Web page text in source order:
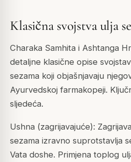
Klasična svojstva ulja
Charaka Samhita i Ashtanga
detaljne klasične opise
sezama koji objašnjavaju
Ayurvedskoj farmakopeji.
sljedeća.
Ushna (zagrijavajuće):
sezama izravno suprotstavlja
Vata doshe. Primjena toplog